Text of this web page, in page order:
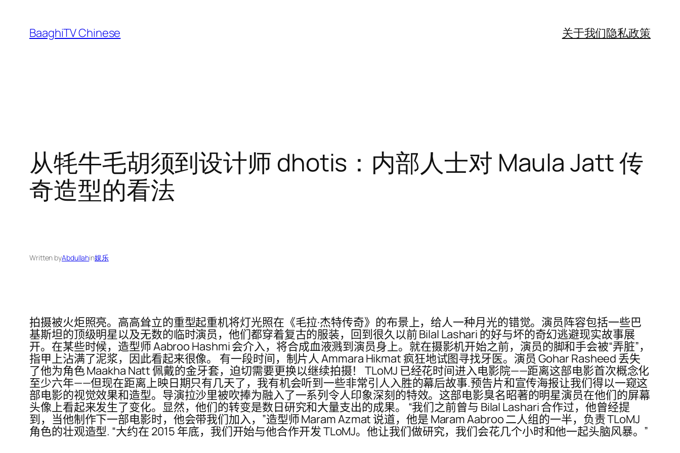
content
BaaghiTV Chinese 关于我们隐私政策
从牦牛毛胡须到设计师 dhotis：内部人士对 Maula Jatt 传
奇造型的看法
Written byAbdullahin娱乐
拍摄被火炬照亮。高高耸立的重型起重机将灯光照在《毛拉·杰特传奇》的布景上，给人一种月光的错觉。演员阵容包括一些巴
基斯坦的顶级明星以及无数的临时演员，他们都穿着复古的服装，回到很久以前 Bilal Lashari 的好与坏的奇幻逃避现实故事展
开。在某些时候，造型师 Aabroo Hashmi 会介入，将合成血液溅到演员身上。就在摄影机开始之前，演员的脚和手会被“弄脏”，
指甲上沾满了泥浆，因此看起来很像。 有一段时间，制片人 Ammara Hikmat 疯狂地试图寻找牙医。演员 Gohar Rasheed 丢失
了他为角色 Maakha Natt 佩戴的金牙套，迫切需要更换以继续拍摄！ TLoMJ 已经花时间进入电影院——距离这部电影首次概念化
至少六年——但现在距离上映日期只有几天了，我有机会听到一些非常引人入胜的幕后故事.预告片和宣传海报让我们得以一窥这
部电影的视觉效果和造型。导演拉沙里被吹捧为融入了一系列令人印象深刻的特效。这部电影臭名昭著的明星演员在他们的屏幕
头像上看起来发生了变化。显然，他们的转变是数日研究和大量支出的成果。 “我们之前曾与 Bilal Lashari 合作过，他曾经提
到，当他制作下一部电影时，他会带我们加入，”造型师 Maram Azmat 说道，他是 Maram Aabroo 二人组的一半，负责 TLoMJ
角色的壮观造型. “大约在 2015 年底，我们开始与他合作开发 TLoMJ。他让我们做研究，我们会花几个小时和他一起头脑风暴。”